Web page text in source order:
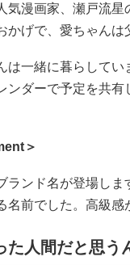
漫画家、瀬戸流星
かげで、愛ちゃん
一緒に暮らしてい
ンダーで予定を共
＞
ンド名が登場しま
名前でした。高級感
た人間だと思う